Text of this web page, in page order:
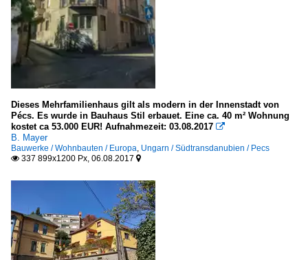
Dieses Mehrfamilienhaus gilt als modern in der Innenstadt von
Pécs. Es wurde in Bauhaus Stil erbauet. Eine ca. 40 m² Wohnung
kostet ca 53.000 EUR! Aufnahmezeit: 03.08.2017 
B. Mayer
Bauwerke / Wohnbauten / Europa, Ungarn / Südtransdanubien / Pecs
 337 899x1200 Px, 06.08.2017 